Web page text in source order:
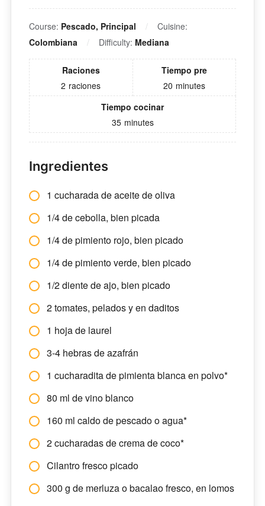
Course: Pescado, Principal
Cuisine:
Colombiana
Difficulty: Mediana
Raciones
2 raciones
Tiempo pre
20 minutes
Tiempo cocinar
35 minutes
Ingredientes
1 cucharada de aceite de oliva
1/4 de cebolla, bien picada
1/4 de pimiento rojo, bien picado
1/4 de pimiento verde, bien picado
1/2 diente de ajo, bien picado
2 tomates, pelados y en daditos
1 hoja de laurel
3-4 hebras de azafrán
1 cucharadita de pimienta blanca en polvo*
80 ml de vino blanco
160 ml caldo de pescado o agua*
2 cucharadas de crema de coco*
Cilantro fresco picado
300 g de merluza o bacalao fresco, en lomos